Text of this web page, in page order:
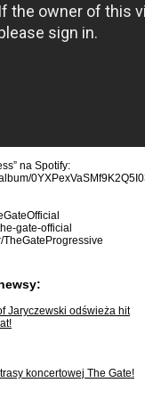
na Spotify:
gate-official
Jaryczewski odświeża hit
koncertowej The Gate!